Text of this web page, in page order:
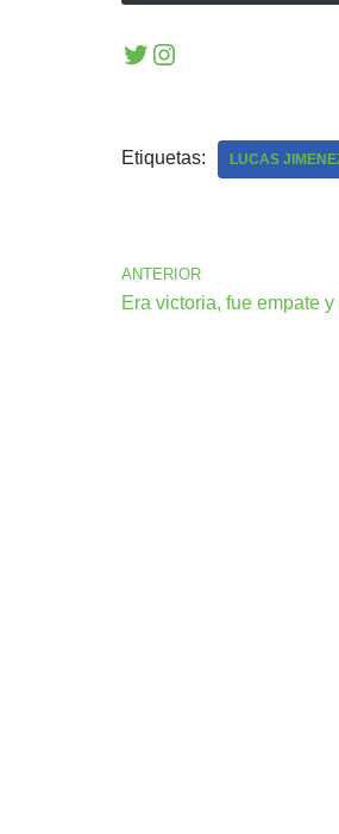
Etiquetas: LUCAS
ANTERIOR
Era victoria, fue empate